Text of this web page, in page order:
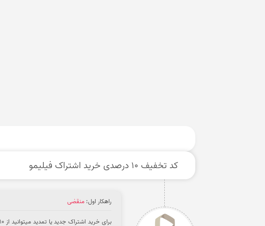
کد تخفیف 10 درصدی خرید اشتراک فیلیمو
راهکار اول:منقضی